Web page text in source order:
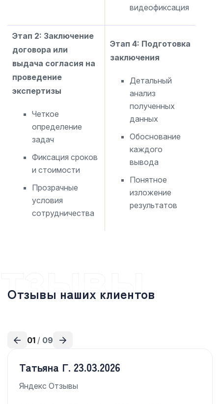
видеофиксация
Этап 2: Заключение
договора или
выдача согласия на
проведение
экспертизы
Четкое
определение
задач
Фиксация сроков
и стоимости
Прозрачные
условия
сотрудничества
Этап 4: Подготовка
заключения
Детальный
анализ
полученных
данных
Обоснование
каждого
вывода
Понятное
изложение
результатов
Отзывы наших клиентов
01 / 09
Татьяна Г. 23.03.2026
Яндекс Отзывы